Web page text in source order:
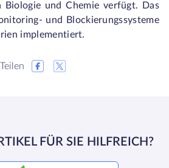
und Chemie verfügt. Das
und Blockierungssysteme
implementiert.
Teilen
FÜR SIE HILFREICH?